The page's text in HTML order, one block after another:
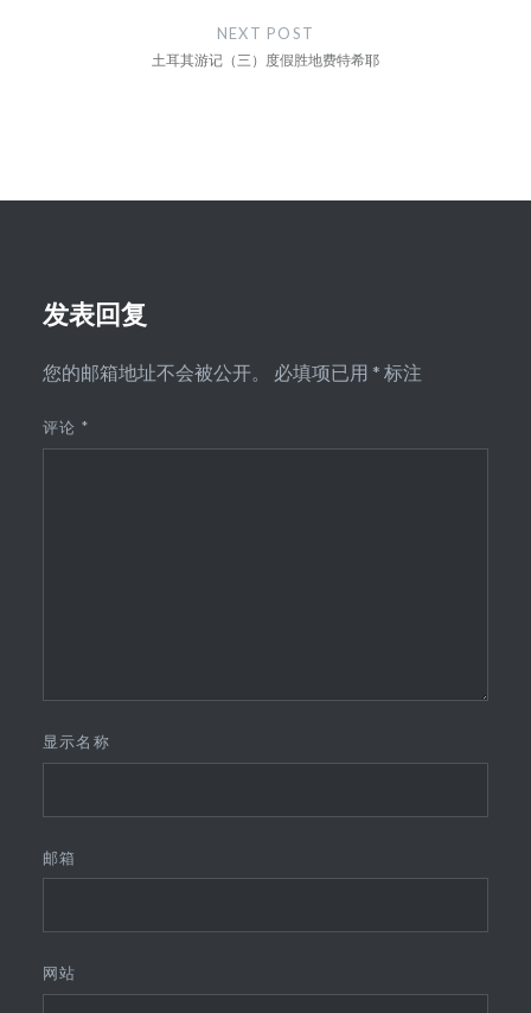
NEXT POST
土耳其游记（三）度假胜地费特希耶
发表回复
您的邮箱地址不会被公开。 必填项已用 * 标注
评论 *
显示名称
邮箱
网站